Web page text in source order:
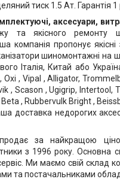
тиск 1.5 Ат. Гарантія 1
аксесуари,
та якісного ремонту
компанія пропонує
шиномонтажні
Італія, Китай або
Oxi , Vipal , Alligator,
, Scason , Ugigrip, Intertool,
Beta , Rubbervulk Bright ,
доставка недорогих
за найкращою
з 1996 року. Основна
Ми маємо свій склад
та постачальниками